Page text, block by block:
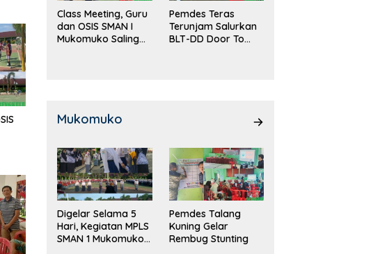
Class Meeting, Guru
dan OSIS SMAN I
Mukomuko Saling
Pemdes Teras
Terunjam Salurkan
BLT-DD Door To
Mukomuko
Digelar Selama 5
Hari, Kegiatan MPLS
SMAN 1 Mukomuko
Pemdes Talang
Kuning Gelar
Rembug Stunting